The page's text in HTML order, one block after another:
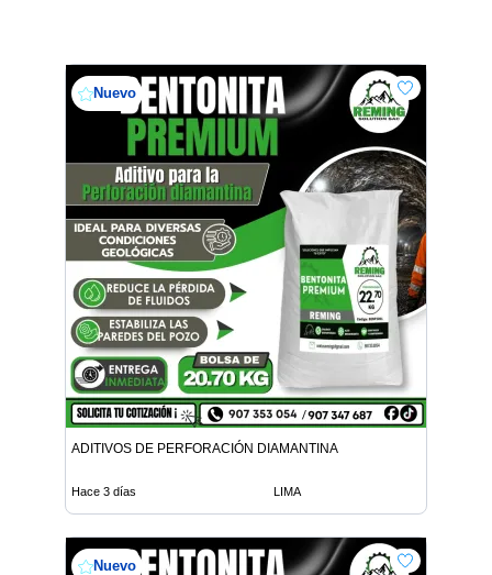
Nuevo
ADITIVOS DE PERFORACIÓN DIAMANTINA
Hace 3 días LIMA
Nuevo